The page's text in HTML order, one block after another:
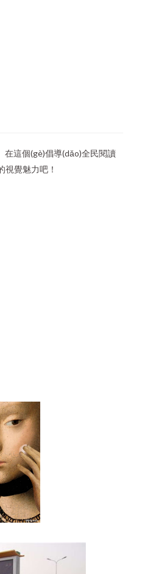
在這個(gè)倡導(dǎo)全民閱讀
覺魅力吧！